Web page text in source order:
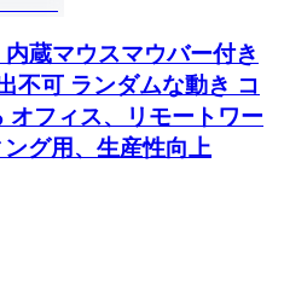
蔵マウスマウバー付き
不可 ランダムな動き コ
オフィス、リモートワー
グ用、生産性向上